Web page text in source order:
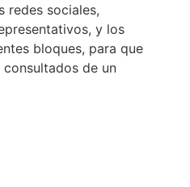
redes sociales,
y los
bloques, para que
de un